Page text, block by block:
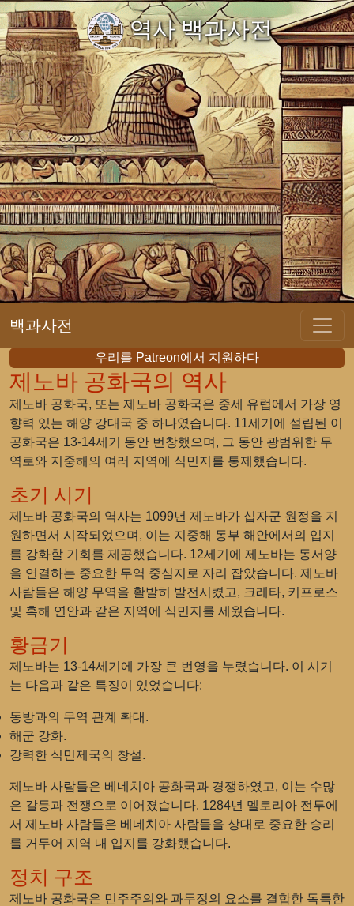
역사 백과사전
백과사전
우리를 Patreon에서 지원하다
제노바 공화국의 역사
제노바 공화국, 또는 제노바 공화국은 중세 유럽에서 가장 영
향력 있는 해양 강대국 중 하나였습니다. 11세기에 설립된 이
공화국은 13-14세기 동안 번창했으며, 그 동안 광범위한 무
역로와 지중해의 여러 지역에 식민지를 통제했습니다.
초기 시기
제노바 공화국의 역사는 1099년 제노바가 십자군 원정을 지
원하면서 시작되었으며, 이는 지중해 동부 해안에서의 입지
를 강화할 기회를 제공했습니다. 12세기에 제노바는 동서양
을 연결하는 중요한 무역 중심지로 자리 잡았습니다. 제노바
사람들은 해양 무역을 활발히 발전시켰고, 크레타, 키프로스
및 흑해 연안과 같은 지역에 식민지를 세웠습니다.
황금기
제노바는 13-14세기에 가장 큰 번영을 누렸습니다. 이 시기
는 다음과 같은 특징이 있었습니다:
동방과의 무역 관계 확대.
해군 강화.
강력한 식민제국의 창설.
제노바 사람들은 베네치아 공화국과 경쟁하였고, 이는 수많
은 갈등과 전쟁으로 이어졌습니다. 1284년 멜로리아 전투에
서 제노바 사람들은 베네치아 사람들을 상대로 중요한 승리
를 거두어 지역 내 입지를 강화했습니다.
정치 구조
제노바 공화국은 민주주의와 과두정의 요소를 결합한 독특한